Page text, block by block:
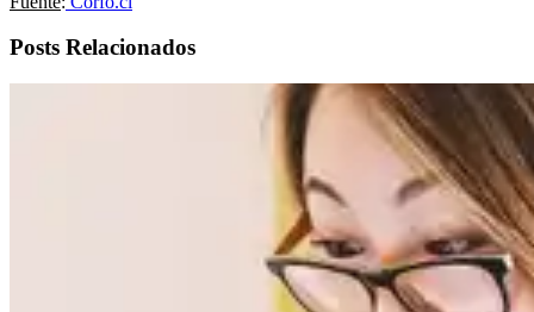
Posts Relacionados